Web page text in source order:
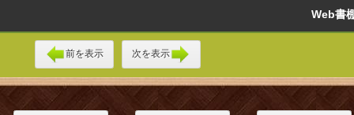
Web
前を表示 次を表示